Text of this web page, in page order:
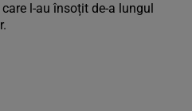
l-au însoțit de-a lungul